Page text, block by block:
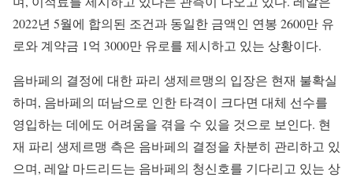
2022년 5월에 합의된 조건과 동일한 금액인 연봉 2600만 유
로와 계약금 1억 3000만 유로를 제시하고 있는 상황이다.
음바페의 결정에 대한 파리 생제르맹의 입장은 현재 불확실
하며, 음바페의 떠남으로 인한 타격이 크다면 대체 선수를
영입하는 데에도 어려움을 겪을 수 있을 것으로 보인다. 현
재 파리 생제르맹 측은 음바페의 결정을 차분히 관리하고 있
으며, 레알 마드리드는 음바페의 청신호를 기다리고 있는 상